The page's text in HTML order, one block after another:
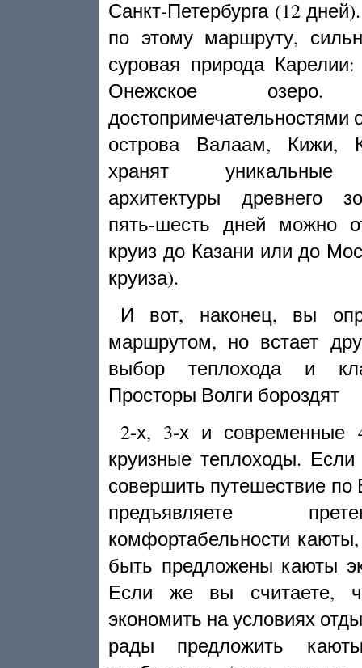
Санкт-Петербурга (12
по этому маршруту,
суровая природа
Онежское озеро.
достопримечательностями
острова Валаам, Кижи,
хранят уникальные
архитектуры древнего
пять-шесть дней можно
круиз до Казани или до
круиза).
И вот, наконец, вы
маршрутом, но встает
выбор теплохода и
Просторы Волги бороздят
2-х, 3-х и современные
круизные теплоходы.
совершить путешествие по
предъявляете
комфортабельности
быть предложены каюты
Если же вы считаете,
экономить на условиях
рады предложить